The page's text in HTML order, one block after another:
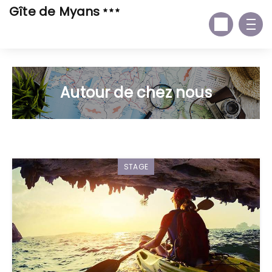
Gîte de Myans
Autour de chez nous
STAGE